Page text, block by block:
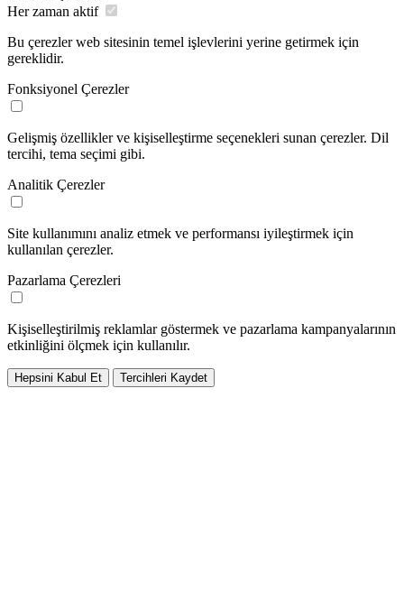
Her zaman aktif
Bu çerezler web sitesinin temel işlevlerini yerine getirmek için
gereklidir.
Fonksiyonel Çerezler
Gelişmiş özellikler ve kişiselleştirme seçenekleri sunan çerezler. Dil
tercihi, tema seçimi gibi.
Analitik Çerezler
Site kullanımını analiz etmek ve performansı iyileştirmek için
kullanılan çerezler.
Pazarlama Çerezleri
Kişiselleştirilmiş reklamlar göstermek ve pazarlama kampanyalarının
etkinliğini ölçmek için kullanılır.
Hepsini Kabul Et Tercihleri Kaydet